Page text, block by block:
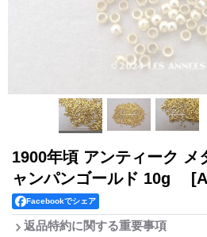
1900年頃 アンティーク メ
ャンパンゴールド 10g
Facebookでシェア
返品特約に関する重要事項